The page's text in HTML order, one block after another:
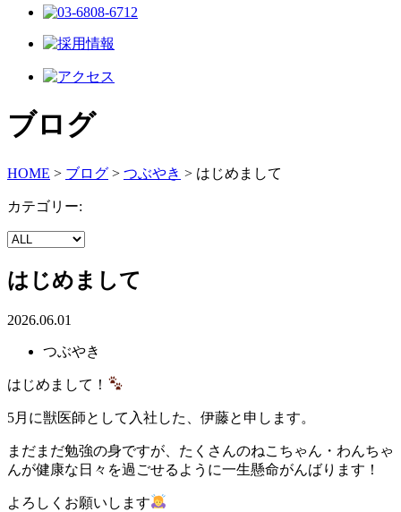
ブログ
HOME > ブログ > つぶやき > はじめまして
カテゴリー:
はじめまして
2026.06.01
つぶやき
はじめまして！
5月に獣医師として入社した、伊藤と申します。
まだまだ勉強の身ですが、たくさんのねこちゃん・わんちゃ
んが健康な日々を過ごせるように一生懸命がんばります！
よろしくお願いします